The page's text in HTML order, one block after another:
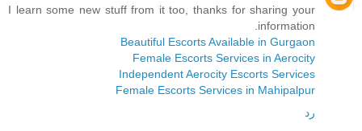
I learn some new stuff from it too, thanks for sharing your
information.
Beautiful Escorts Available in Gurgaon
Female Escorts Services in Aerocity
Independent Aerocity Escorts Services
Female Escorts Services in Mahipalpur
رد